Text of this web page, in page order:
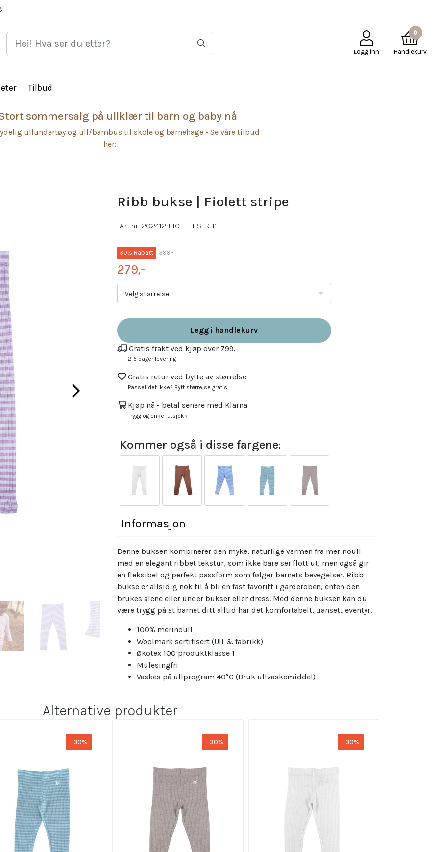
Logg inn
0
Handlekurv
Tilbud
sommersalg på ullklær til barn og baby nå
ullundertøy og ull/bambus til skole og barnehage - Se våre tilbud
her:
Ribb bukse | Fiolett stripe
Art.nr: 202412 FIOLETT STRIPE
30% Rabatt 399,-
279,-
Velg størrelse
Legg i handlekurv
Gratis frakt ved kjøp over 799,-
2-5 dager levering
Gratis retur ved bytte av størrelse
Passet det ikke? Bytt størrelse gratis!
Kjøp nå - betal senere med Klarna
Trygg og enkel utsjekk
Kommer også i disse fargene:
Informasjon
Denne buksen kombinerer den myke, naturlige varmen fra merinoull
med en elegant ribbet tekstur, som ikke bare ser flott ut, men også gir
en fleksibel og perfekt passform som følger barnets bevegelser. Ribb
bukse er allsidig nok til å bli en fast favoritt i garderoben, enten den
brukes alene eller under bukser eller dress. Med denne buksen kan du
være trygg på at barnet ditt alltid har det komfortabelt, uansett eventyr.
100% merinoull
Woolmark sertifisert (Ull & fabrikk)
Økotex 100 produktklasse 1
Mulesingfri
Vaskes på ullprogram 40°C (Bruk ullvaskemiddel)
Alternative produkter
-30% -30% -30%